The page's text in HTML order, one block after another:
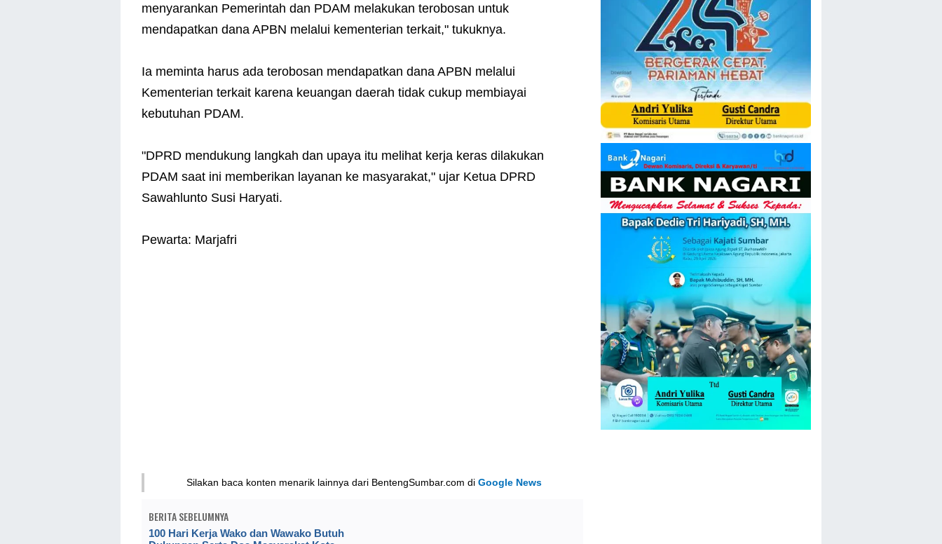
menyarankan Pemerintah dan PDAM melakukan terobosan untuk
mendapatkan dana APBN melalui kementerian terkait," tukuknya.
Ia meminta harus ada terobosan mendapatkan dana APBN melalui
Kementerian terkait karena keuangan daerah tidak cukup membiayai
kebutuhan PDAM.
"DPRD mendukung langkah dan upaya itu melihat kerja keras dilakukan
PDAM saat ini memberikan layanan ke masyarakat," ujar Ketua DPRD
Sawahlunto Susi Haryati.
Pewarta: Marjafri
Silakan baca konten menarik lainnya dari BentengSumbar.com diGoogle News
BERITA SEBELUMNYA
100 Hari Kerja Wako dan Wawako Butuh